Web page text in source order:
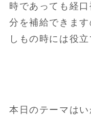
時であっても経
分を補給できま
しもの時には役
本日のテーマはい